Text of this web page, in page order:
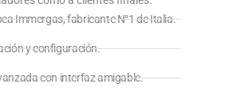
Immergas, fabricante N°1 de Italia.
y configuración.
con interfaz amigable.